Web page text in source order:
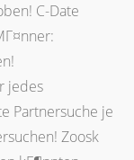
C-Date
jedes
Partnersuche je
Zoosk